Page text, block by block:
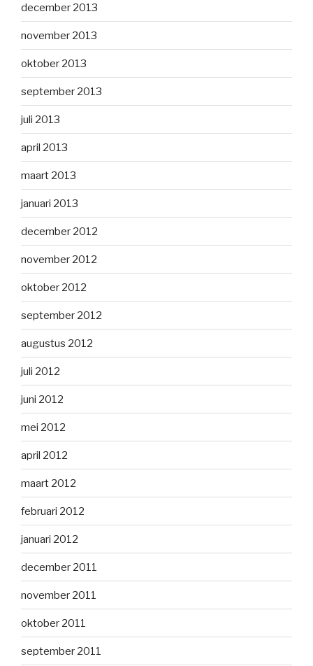
december 2013
november 2013
oktober 2013
september 2013
juli 2013
april 2013
maart 2013
januari 2013
december 2012
november 2012
oktober 2012
september 2012
augustus 2012
juli 2012
juni 2012
mei 2012
april 2012
maart 2012
februari 2012
januari 2012
december 2011
november 2011
oktober 2011
september 2011